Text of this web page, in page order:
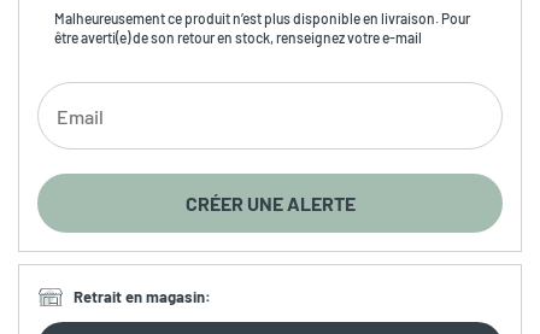
Malheureusement ce produit n’est plus disponible en livraison. Pour
être averti(e) de son retour en stock, renseignez votre e-mail
CRÉER UNE ALERTE
Retrait en magasin: